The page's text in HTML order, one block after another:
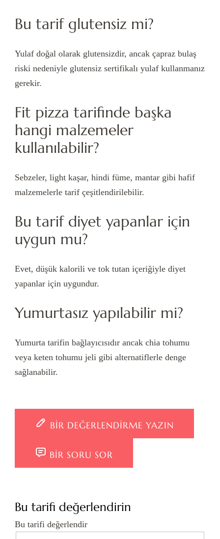
Bu tarif glutensiz mi?
Yulaf doğal olarak glutensizdir, ancak çapraz bulaş
riski nedeniyle glutensiz sertifikalı yulaf kullanmanız
gerekir.
Fit pizza tarifinde başka
hangi malzemeler
kullanılabilir?
Sebzeler, light kaşar, hindi füme, mantar gibi hafif
malzemelerle tarif çeşitlendirilebilir.
Bu tarif diyet yapanlar için
uygun mu?
Evet, düşük kalorili ve tok tutan içeriğiyle diyet
yapanlar için uygundur.
Yumurtasız yapılabilir mi?
Yumurta tarifin bağlayıcısıdır ancak chia tohumu
veya keten tohumu jeli gibi alternatiflerle denge
sağlanabilir.
BIR DEĞERLENDIRME YAZIN
BIR SORU SOR
Bu tarifi değerlendirin
Bu tarifi değerlendir